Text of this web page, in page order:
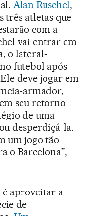
Alan Ruschel,
três atletas que
com a
vai entrar em
o lateral-
futebol após
deve jogar em
armador,
seu retorno
de uma
desperdiçá-la.
um jogo tão
o Barcelona”,
é aproveitar a
de